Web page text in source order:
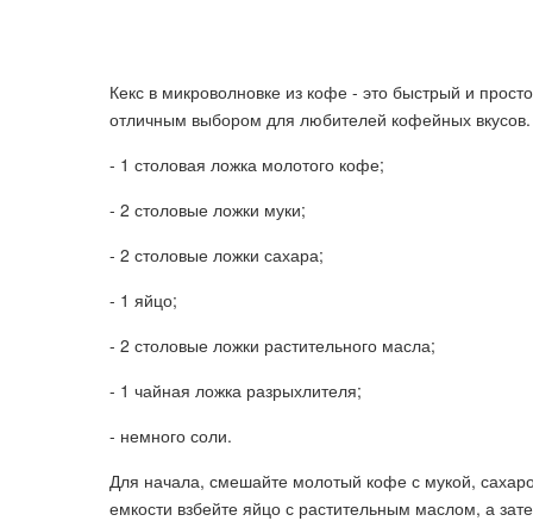
Кекс в микроволновке из кофе - это быстрый и
отличным выбором для любителей кофейных
- 1 столовая ложка молотого кофе;
- 2 столовые ложки муки;
- 2 столовые ложки сахара;
- 1 яйцо;
- 2 столовые ложки растительного масла;
- 1 чайная ложка разрыхлителя;
- немного соли.
Для начала, смешайте молотый кофе с мукой,
емкости взбейте яйцо с растительным маслом, а